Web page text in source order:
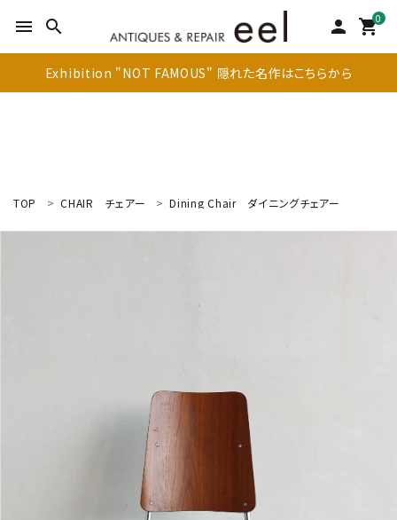
menu search person 0
shopping_cart
Exhibition "NOT FAMOUS" 隠れた名作はこちらから
キャビネット
TOP CHAIR チェアー Dining Chairダイニングチェアー